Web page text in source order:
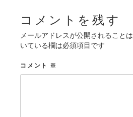
コメントを残す
メールアドレスが公開されることは
いている欄は必須項目です
コメント ※